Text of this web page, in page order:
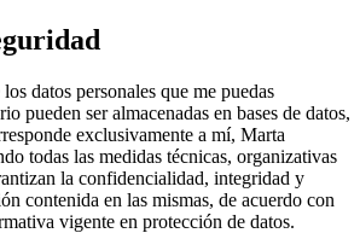
datos personales que me puedas
pueden ser almacenadas en bases de datos,
exclusivamente a mí, Marta
todas las medidas técnicas, organizativas
la confidencialidad, integridad y
contenida en las mismas, de acuerdo con
vigente en protección de datos.